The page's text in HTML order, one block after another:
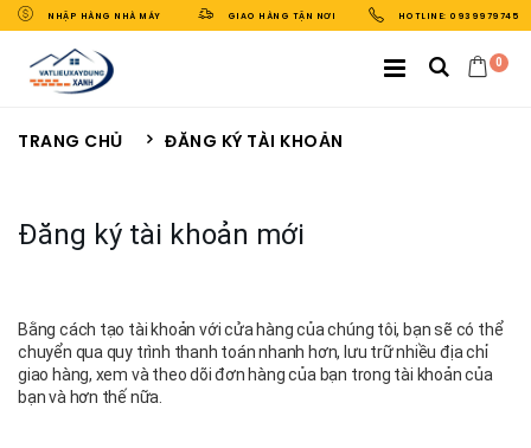
NHẬP HÀNG NHÀ MÁY GIAO HÀNG TẬN NƠI HOTLINE: 0939979745
0
TRANG CHỦ ĐĂNG KÝ TÀI KHOẢN
Đăng ký tài khoản mới
Bằng cách tạo tài khoản với cửa hàng của chúng tôi, bạn sẽ có thể
chuyển qua quy trình thanh toán nhanh hơn, lưu trữ nhiều địa chỉ
giao hàng, xem và theo dõi đơn hàng của bạn trong tài khoản của
bạn và hơn thế nữa.